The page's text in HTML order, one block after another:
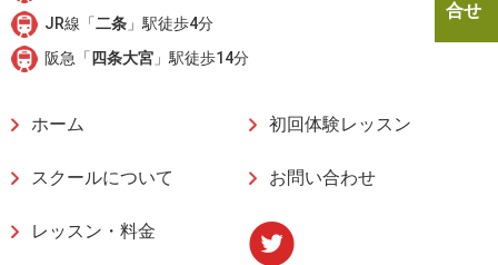
JR線「二条 」駅徒歩4分
阪急「 四条大宮 」駅徒歩14分
ホーム
スクールについて
レッスン・料金
初回体験レッスン
お問い合わせ
合せ